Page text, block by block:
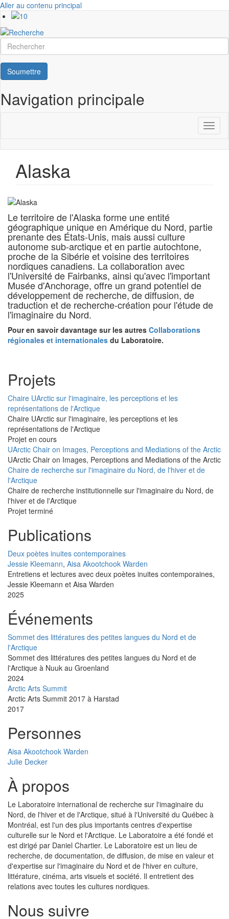
Aller au contenu principal
Rechercher
Soumettre
Navigation principale
Alaska
Le territoire de l'Alaska forme une entité
géographique unique en Amérique du Nord, partie
prenante des États-Unis, mais aussi culture
autonome sub-arctique et en partie autochtone,
proche de la Sibérie et voisine des territoires
nordiques canadiens. La collaboration avec
l'Université de Fairbanks, ainsi qu'avec l'important
Musée d'Anchorage, offre un grand potentiel de
développement de recherche, de diffusion, de
traduction et de recherche-création pour l'étude de
l'imaginaire du Nord.
Pour en savoir davantage sur les autres Collaborations
régionales et internationales du Laboratoire.
Projets
Chaire UArctic sur l'imaginaire, les perceptions et les
représentations de l'Arctique
Chaire UArctic sur l'imaginaire, les perceptions et les
représentations de l'Arctique
Projet en cours
UArctic Chair on Images, Perceptions and Mediations of the Arctic
UArctic Chair on Images, Perceptions and Mediations of the Arctic
Chaire de recherche sur l'imaginaire du Nord, de l'hiver et de
l'Arctique
Chaire de recherche institutionnelle sur l'imaginaire du Nord, de
l'hiver et de l'Arctique
Projet terminé
Publications
Deux poètes inuites contemporaines
Jessie Kleemann, Aisa Akootchook Warden
Entretiens et lectures avec deux poètes inuites contemporaines,
Jessie Kleemann et Aisa Warden
2025
Événements
Sommet des littératures des petites langues du Nord et de
l'Arctique
Sommet des littératures des petites langues du Nord et de
l'Arctique à Nuuk au Groenland
2024
Arctic Arts Summit
Arctic Arts Summit 2017 à Harstad
2017
Personnes
Aisa Akootchook Warden
Julie Decker
À propos
Le Laboratoire international de recherche sur l'imaginaire du
Nord, de l'hiver et de l'Arctique, situé à l'Université du Québec à
Montréal, est l'un des plus importants centres d'expertise
culturelle sur le Nord et l'Arctique. Le Laboratoire a été fondé et
est dirigé par Daniel Chartier. Le Laboratoire est un lieu de
recherche, de documentation, de diffusion, de mise en valeur et
d'expertise sur l'imaginaire du Nord et de l'hiver en culture,
littérature, cinéma, arts visuels et société. Il entretient des
relations avec toutes les cultures nordiques.
Nous suivre